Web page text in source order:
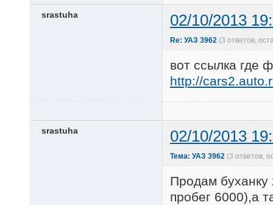
srastuha 02/10/2013
Re: УАЗ 3962 (3 ответов,
вот ссылка где
http://
srastuha 02/10/2013
Тема: УАЗ 3962 (3 ответов,
Продам буханку
пробег 6000),а